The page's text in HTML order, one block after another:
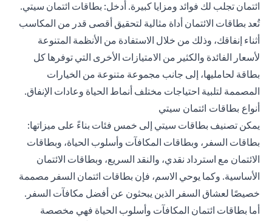
ائتمان تجلب لك فوائد ومزايا كبيرة. أدخل: بطاقات ائتمان سيتي.
تُعد بطاقات الائتمان أداة مثالية لتحقيق أقصى قدر من المكاسب
أثناء إنفاقك، وذلك من خلال الاستفادة من الأنظمة المتنوعة
لأسعار الفائدة والكثير من الامتيازات الأخرى التي توفرها كل
بطاقة لحامليها، إلى جانب مجموعة متنوعة من الخيارات
المصممة لتلبية احتياجات مختلف أنماط الحياة وعادات الإنفاق.
أنواع بطاقات ائتمان سيتي
يمكن تصنيف بطاقات سيتي إلى خمس فئات بناءً على ميزاتها:
بطاقات السفر، وبطاقات المكافآت وأسلوب الحياة، وبطاقات
الائتمان مع استرداد نقدي، والنقد السريع، وبطاقات الائتمان
الأساسية. وكما يوحي الاسم، فإن بطاقات ائتمان السفر مصممة
خصيصًا لعشاق السفر الذين يبحثون عن أفضل مكافآت السفر.
أما بطاقات ائتمان المكافآت وأسلوب الحياة فهي مخصصة